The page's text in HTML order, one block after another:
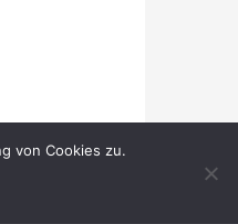
von Cookies zu.